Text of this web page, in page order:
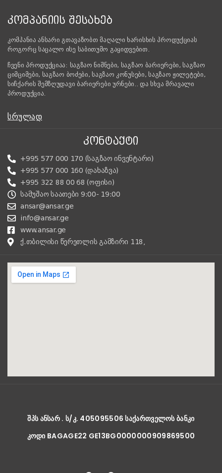
ᲙᲝᲛᲞᲐᲜᲘᲘᲡ ᲨᲔᲡᲐᲮᲔᲑ
კომპანია ანსარი გთავაზობთ მაღალი ხარისხის პროდუქციას
როგორც საცალო ისე საბითუმო გაყიდვებით.
ჩვენი პროდუქციაა: საგზაო ნიშნები, საგზაო ბარიერები, საგზაო
ციმციმები, საგზაო ბოძები, საგზაო კონუსები, საგზაო ჟილეტები,
სიჩქარის შემზღუდავი ბარიერები ურნები.. და სხვა მრავალი
პროდუქცია.
ᲡᲠᲣᲚᲐᲓ
ᲙᲝᲜᲢᲐᲥᲢᲘ
+995 577 000 170 (საგზაო ინვენტარი)
+995 577 000 160 (დახაზვა)
+995 322 88 00 68 (ოფისი)
სამუშაო საათები 9:00- 19:00
ansar@ansar.ge
info@ansar.ge
www.ansar.ge
ქ.თბილისი წერეთლის გამზირი 118,
ᲨᲞᲡ ᲐᲜᲡᲐᲠ . Ს/Კ. 405095506 ᲡᲐᲥᲐᲠᲗᲕᲔᲚᲝᲡ ᲑᲐᲜᲙᲘ
ᲙᲝᲓᲘ BAGAGE22 GE13BG0000000909869500